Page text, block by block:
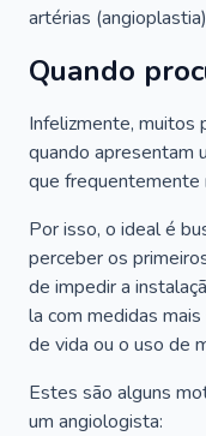
artérias
Quando
Infelizmente, muitos
quando apresentam
que frequentemente
Por isso, o ideal é
perceber os
de impedir a
la com medidas
de vida ou o uso de
Estes são alguns
um angiologista: